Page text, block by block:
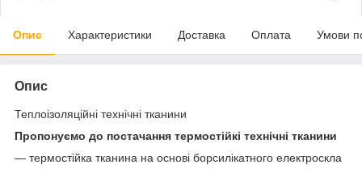
Опис Характеристики Доставка Оплата Умови
Опис
Теплоізоляційні технічні тканини
Пропонуємо до постачання термостійкі технічні тканини
— термостійка тканина на основі борсилікатного електроскла